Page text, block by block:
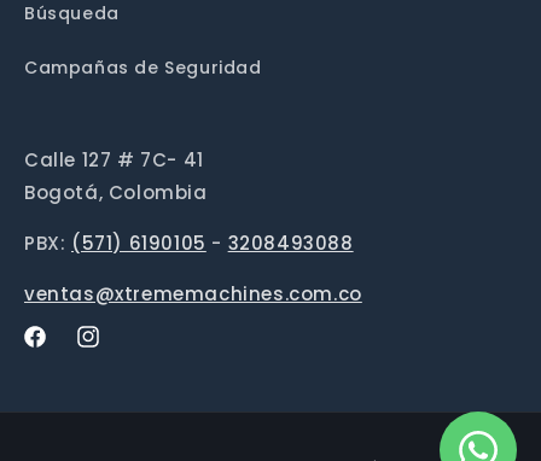
Búsqueda
Campañas de Seguridad
Calle 127 # 7C- 41
Bogotá, Colombia
PBX: (571) 6190105 - 3208493088
ventas@xtrememachines.com.co
FacebookInstagram